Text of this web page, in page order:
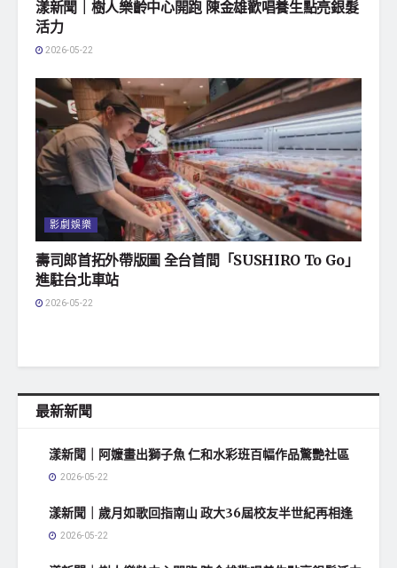
漾新聞｜樹人樂齡中心開跑 陳金雄歡唱養生點亮銀髮
活力
2026-05-22
影劇娛樂
壽司郎首拓外帶版圖 全台首間「SUSHIRO To Go」
進駐台北車站
2026-05-22
最新新聞
漾新聞｜阿嬤畫出獅子魚 仁和水彩班百幅作品驚艷社區
2026-05-22
漾新聞｜歲月如歌回指南山 政大36屆校友半世紀再相逢
2026-05-22